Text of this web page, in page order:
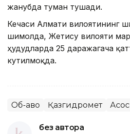
жанубда туман тушади.
Кечаси Алмати вилоятининг
шимолда, Жетису вилояти
ҳудудларда 25 даражагача
кутилмоқда.
Об-ҳаво Қазгидромет
без автора